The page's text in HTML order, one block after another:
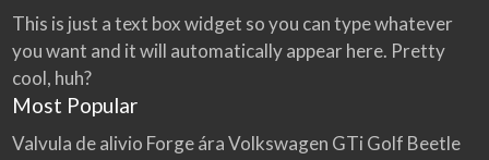
This is just a text box widget so you can type whatever
you want and it will automatically appear here. Pretty
cool, huh?
Most Popular
Valvula de alivio Forge ára Volkswagen GTi Golf Beetle